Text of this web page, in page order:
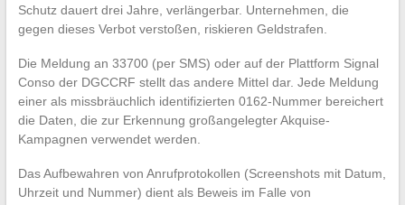
Schutz dauert drei Jahre, verlängerbar. Unternehmen, die
gegen dieses Verbot verstoßen, riskieren Geldstrafen.
Die Meldung an 33700 (per SMS) oder auf der Plattform Signal
Conso der DGCCRF stellt das andere Mittel dar. Jede Meldung
einer als missbräuchlich identifizierten 0162-Nummer bereichert
die Daten, die zur Erkennung großangelegter Akquise-
Kampagnen verwendet werden.
Das Aufbewahren von Anrufprotokollen (Screenshots mit Datum,
Uhrzeit und Nummer) dient als Beweis im Falle von